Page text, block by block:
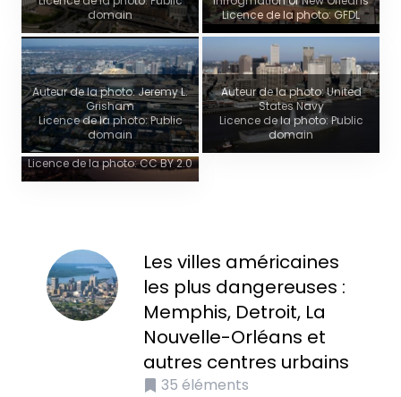
domain
Licence de la photo: GFDL
Auteur de la photo: Jeremy L.
Grisham
Licence de la photo: Public
domain
Auteur de la photo: United
States Navy
Licence de la photo: Public
domain
Vue panoramique
Auteur de la photo:
https://www.flickr.com/photos/briangratwicke/
Licence de la photo: CC BY 2.0
Les villes américaines
les plus dangereuses :
Memphis, Detroit, La
Nouvelle-Orléans et
autres centres urbains
35 éléments